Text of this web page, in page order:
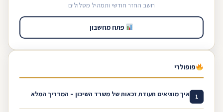
חשב החזר חודשי ותמהיל מסלולים
פתח מחשבון
פופולרי
1 איך מוציאים תעודת זכאות של משרד השיכון – המדריך המלא